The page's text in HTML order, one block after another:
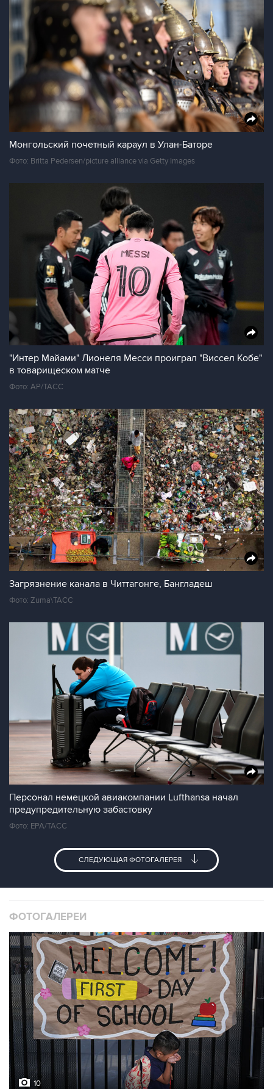
Монгольский почетный караул в Улан-Баторе
Фото: Britta Pedersen/picture alliance via Getty Images
"Интер Майами" Лионеля Месси проиграл "Виссел Кобе"
в товарищеском матче
Фото: АР/ТАСС
Загрязнение канала в Читтагонге, Бангладеш
Фото: Zuma\ТАСС
Персонал немецкой авиакомпании Lufthansa начал
предупредительную забастовку
Фото: ЕРА/ТАСС
СЛЕДУЮЩАЯ ФОТОГАЛЕРЕЯ
ФОТОГАЛЕРЕИ
10